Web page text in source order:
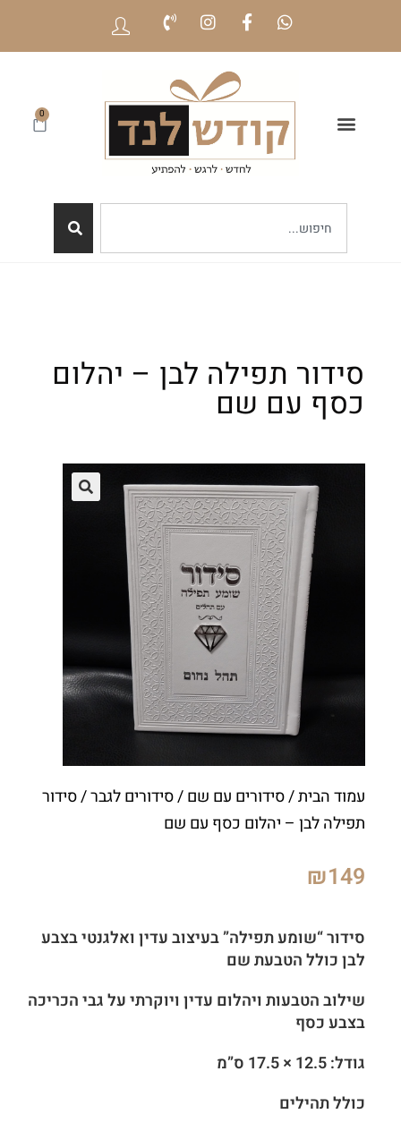
0
סידור תפילה לבן – יהלום
כסף עם שם
עמוד הבית/סידורים עם שם/סידורים לגבר/ סידור
תפילה לבן – יהלום כסף עם שם
₪149
סידור “שומע תפילה” בעיצוב עדין ואלגנטי בצבע
לבן כולל הטבעת שם
שילוב הטבעות ויהלום עדין ויוקרתיעל גבי הכריכה
בצבע כסף
גודל: 12.5 × 17.5 ס”מ
כולל תהילים